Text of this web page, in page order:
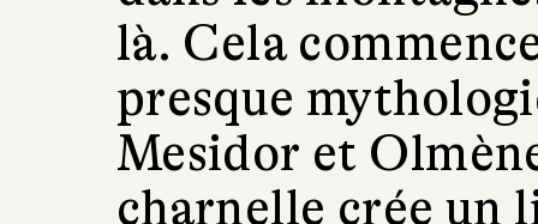
là. Cela
presque
Mesidor et
charnelle crée un